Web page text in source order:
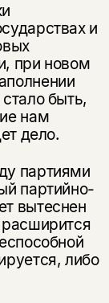
и
при новом
быть,
нам
дело.
партиями
партийно-
вытеснен
расширится
либо